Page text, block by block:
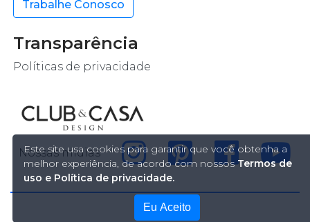
Trabalhe Conosco
Transparência
Políticas de privacidade
Nossas mídias
Este site usa cookies para garantir que você obtenha a
melhor experiência, de acordo com nossosTermos de
uso e Política de privacidade.
Eu Aceito